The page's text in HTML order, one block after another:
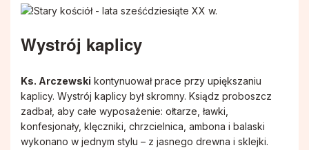
Wystrój kaplicy
Ks. Arczewski kontynuował prace przy upiększaniu
kaplicy. Wystrój kaplicy był skromny. Ksiądz proboszcz
zadbał, aby całe wyposażenie: ołtarze, ławki,
konfesjonały, klęczniki, chrzcielnica, ambona i balaski
wykonano w jednym stylu – z jasnego drewna i sklejki.